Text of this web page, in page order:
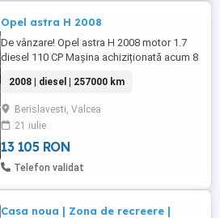
Opel astra H 2008
De vânzare! Opel astra H 2008 motor 1.7
diesel 110 CP Mașina achiziționată acum 8
AC funcțional, faruri automate, geamuri
fumurii omologate RAR, cârlig remorcare,
subwoofer, închidere centralizata.
Schimbul de ulei efectuat recent, motor
fără scurgeri, ...
2008 | diesel | 257000 km
Berislavesti, Valcea
21 iulie
13 105 RON
Telefon validat
Casa noua | Zona de recreere |